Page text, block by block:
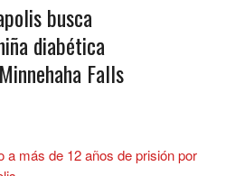
busca
diabética
Falls